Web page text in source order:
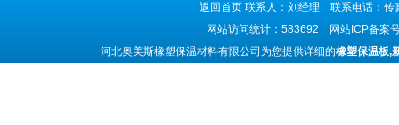
返回首页 联系人：刘经理 联系电话：
网站访问统计：583692 网站ICP备案
河北奥美斯橡塑保温材料有限公司为您提供详细的橡塑保温板,